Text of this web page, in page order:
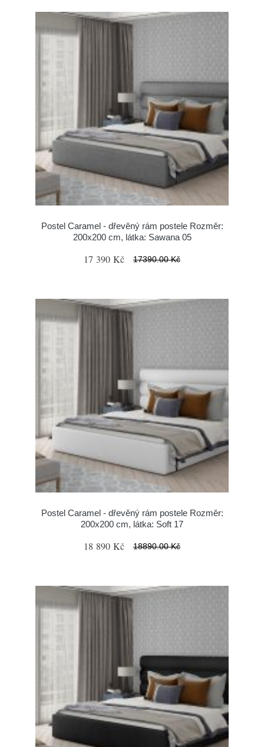
Postel Caramel - dřevěný rám postele Rozměr:
200x200 cm, látka: Sawana 05
17 390 Kč 17390.00 Kč
Postel Caramel - dřevěný rám postele Rozměr:
200x200 cm, látka: Soft 17
18 890 Kč 18890.00 Kč